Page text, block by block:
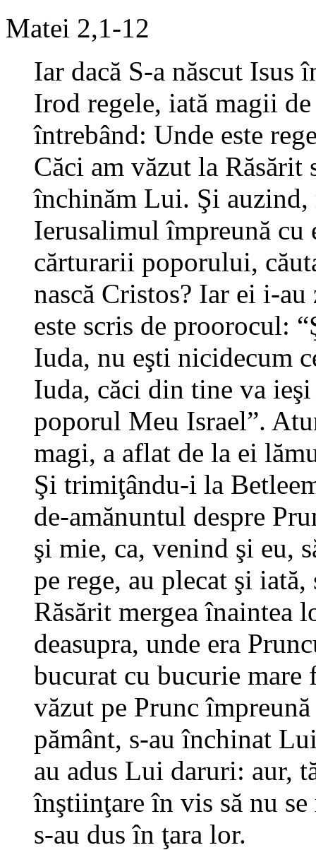
Matei 2,1-12
Iar dacă S-a născut
Irod regele, iată magii
întrebând: Unde este
Căci am văzut la Răsărit
închinăm Lui. Şi
Ierusalimul împreună cu
cărturarii poporului,
nască Cristos? Iar ei i-
este scris de proorocul:
Iuda, nu eşti nicidecum
Iuda, căci din tine va
poporul Meu Israel”.
magi, a aflat de la ei
Şi trimiţându-i la
de-amănuntul despre
şi mie, ca, venind şi eu,
pe rege, au plecat şi iată,
Răsărit mergea înaintea
deasupra, unde era
bucurat cu bucurie mare
văzut pe Prunc
pământ, s-au închinat
au adus Lui daruri: aur,
înştiinţare în vis să nu
s-au dus în ţara lor.